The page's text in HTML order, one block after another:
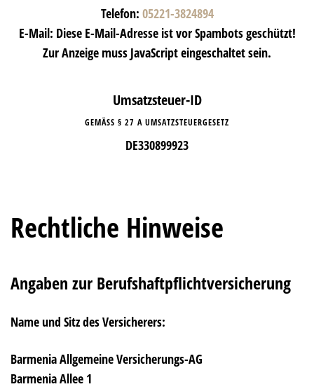
Telefon: 05221-3824894
E-Mail: Diese E-Mail-Adresse ist vor Spambots geschützt!
Zur Anzeige muss JavaScript eingeschaltet sein.
Umsatzsteuer-ID
GEMÄSS § 27 A UMSATZSTEUERGESETZ
DE330899923
Rechtliche Hinweise
Angaben zur Berufshaftpflichtversicherung
Name und Sitz des Versicherers:
Barmenia Allgemeine Versicherungs-AG
Barmenia Allee 1